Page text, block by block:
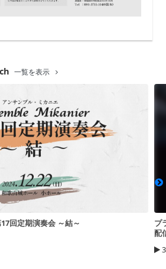
一覧を表示
回定期演奏会 ～結～
プ
配